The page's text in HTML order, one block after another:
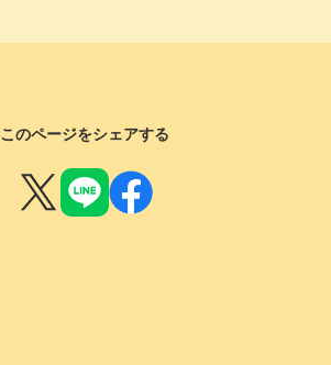
このページをシェアする